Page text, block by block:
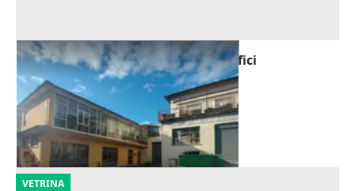
Asta Capannone industriale con uffici
(Latina)
Offerta minima
366.080 €
25/09/2026
VETRINA